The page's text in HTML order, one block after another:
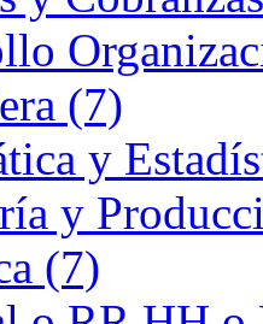
(7)
y
y
(7)